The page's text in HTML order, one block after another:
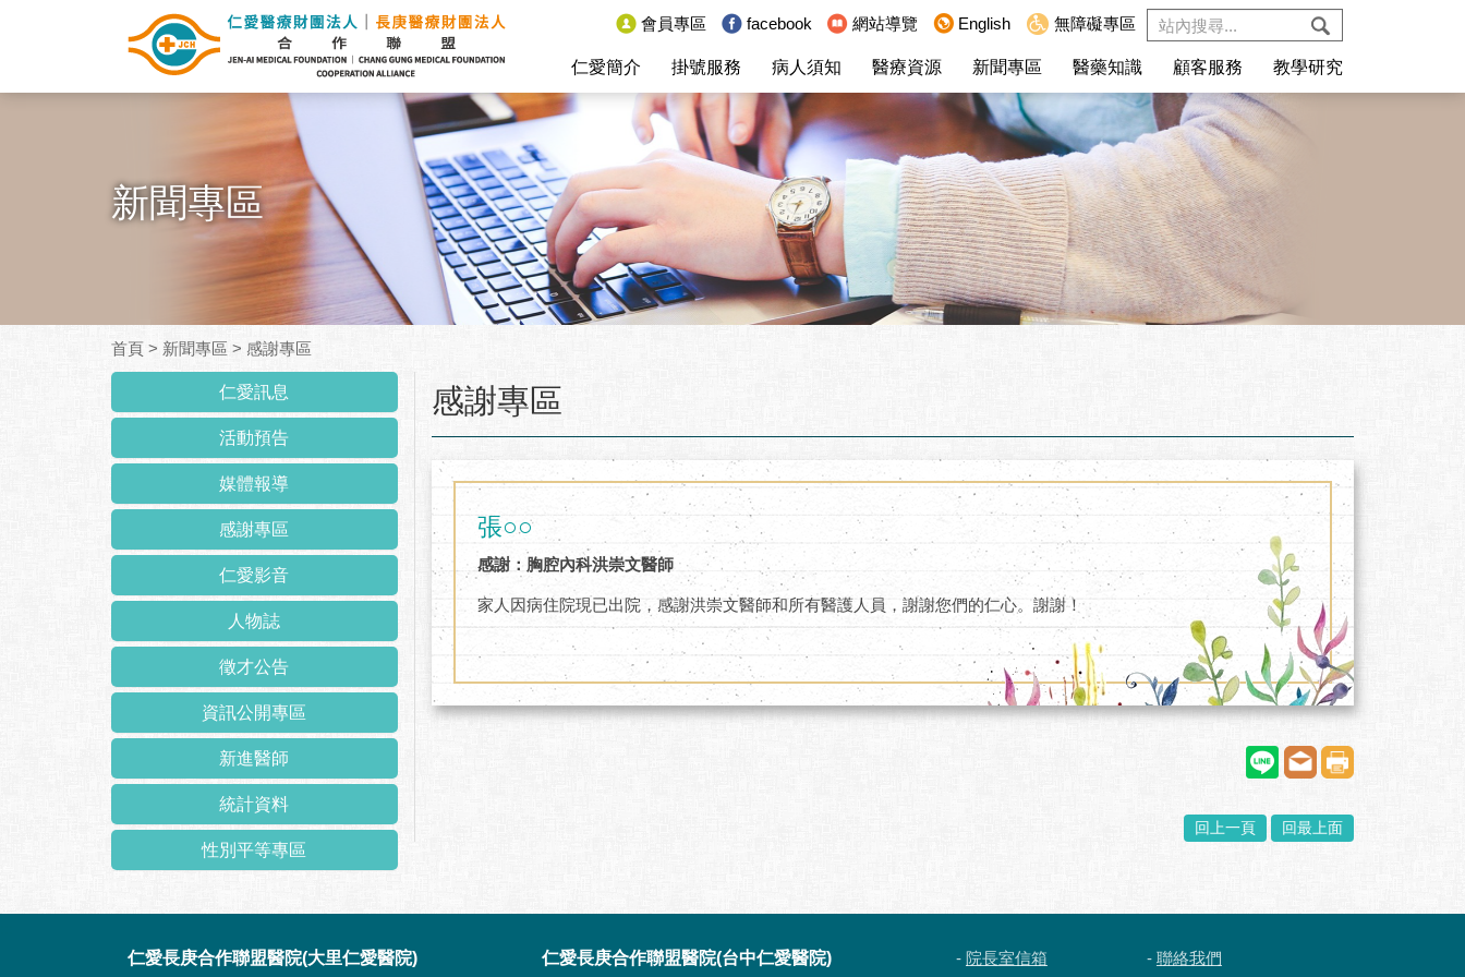
仁愛簡介 掛號服務 病人須知 醫療資源 新聞專區 醫藥知識 顧客服務 教學研究
會員專區 facebook 網站導覽 English 無障礙專區
新聞專區
首頁 > 新聞專區 > 感謝專區
仁愛訊息
活動預告
媒體報導
感謝專區
仁愛影音
人物誌
徵才公告
資訊公開專區
新進醫師
統計資料
性別平等專區
感謝專區
張○○
感謝：胸腔內科洪崇文醫師
家人因病住院現已出院，感謝洪崇文醫師和所有醫護人員，謝謝您們的仁心。謝謝！
回上一頁 回最上面
仁愛長庚合作聯盟醫院(大里仁愛醫院)
仁愛長庚合作聯盟醫院(台中仁愛醫院) - 院長室信箱 - 聯絡我們